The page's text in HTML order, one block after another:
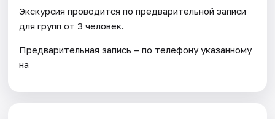
Экскурсия проводится по предварительной записи
для групп от 3 человек.
Предварительная запись – по телефону указанному
на